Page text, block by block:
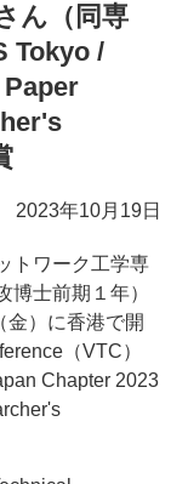
ん（同専
Tokyo /
2023年10月19日
トワーク工学専
士前期１年）
金）に香港で開
（VTC）
Chapter 2023